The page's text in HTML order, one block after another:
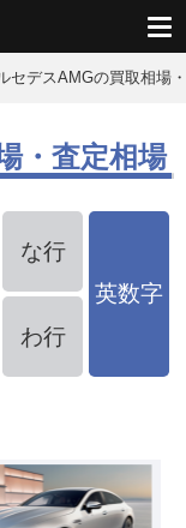
セデスAMGの買取相場
・査定相場
な行
わ行
英数字